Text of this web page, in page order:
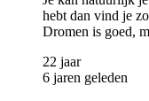
hebt dan vind je
Dromen is goed,
22 jaar
6 jaren geleden